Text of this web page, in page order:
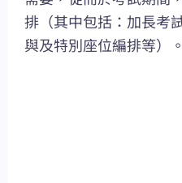
排（其中包括：加長考
與及特別座位編排等）。